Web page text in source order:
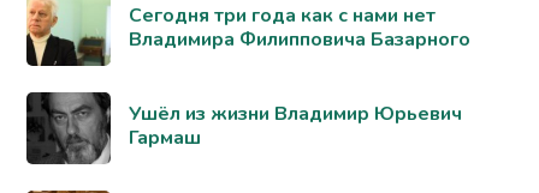
Сегодня три года как с нами нет
Владимира Филипповича Базарного
Ушёл из жизни Владимир Юрьевич
Гармаш